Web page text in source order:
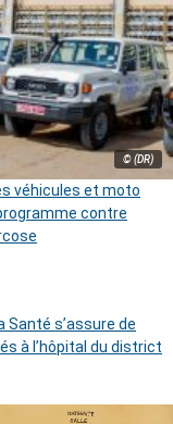
© (DR)
véhicules et moto
contre
Santé s’assure de
à l’hôpital du district